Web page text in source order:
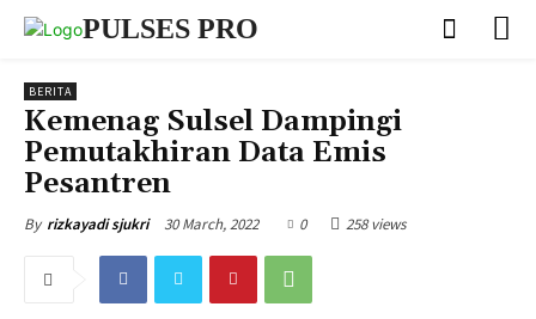
PULSES PRO
BERITA
Kemenag Sulsel Dampingi
Pemutakhiran Data Emis
Pesantren
By rizkayadi sjukri 30 March, 2022 0 258 views